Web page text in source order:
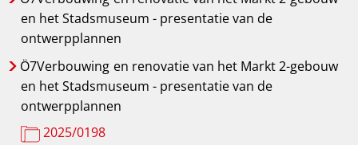
en het Stadsmuseum - presentatie van de
ontwerpplannen
Ö7Verbouwing en renovatie van het Markt 2-gebouw
en het Stadsmuseum - presentatie van de
ontwerpplannen
2025/0198